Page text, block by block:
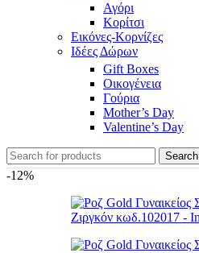
Αγόρι
Κορίτσι
Εικόνες-Κορνίζες
Ιδέες Δώρων
Gift Boxes
Οικογένεια
Γούρια
Mother’s Day
Valentine’s Day
Search
-12%